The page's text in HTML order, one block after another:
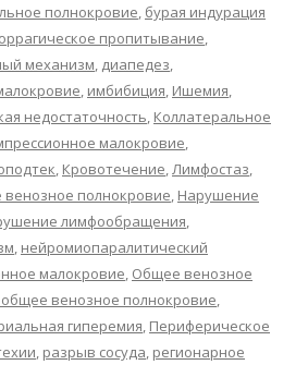
полнокровие, бурая индурация
пропитывание,
механизм, диапедез,
, имбибиция, Ишемия,
недостаточность, Коллатеральное
малокровие,
, Кровотечение,Лимфостаз,
венозное полнокровие, Нарушение
лимфообращения,
, нейромиопаралитический
малокровие, Общее венозное
венозное полнокровие,
гиперемия, Периферическое
, разрыв сосуда, регионарное